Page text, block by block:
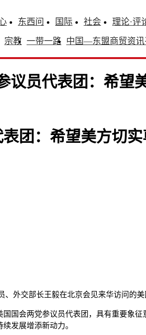
东西问 国际 社会 理论·评
宗教 一带一路 中国—东盟商贸资讯
议员代表团：希望
团：希望美方切
、外交部长王毅在北京会见来华访问的
会两党参议员代表团，具有重要象征
发展增添新动力。